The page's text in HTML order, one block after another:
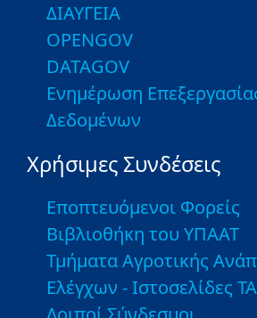
ΔΙΑΥΓΕΙΑ
OPENGOV
DATAGOV
Ενημέρωση
Δεδομένων
Χρήσιμες Συνδέσεις
Εποπτευόμενοι Φορείς
Βιβλιοθήκη του ΥΠΑΑΤ
Τμήματα Αγροτικής
Ελέγχων - Ιστοσελίδες